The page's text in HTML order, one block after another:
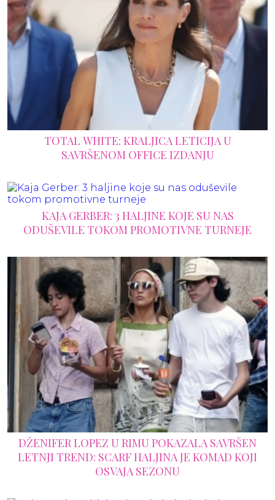
TOTAL WHITE: KRALJICA LETICIJA U
SAVRŠENOM OFFICE IZDANJU
KAJA GERBER: 3 HALJINE KOJE SU NAS
ODUŠEVILE TOKOM PROMOTIVNE TURNEJE
DŽENIFER LOPEZ U RIMU POKAZALA SAVRŠEN
LETNJI TREND: SCARF HALJINA JE KOMAD KOJI
OSVAJA SEZONU